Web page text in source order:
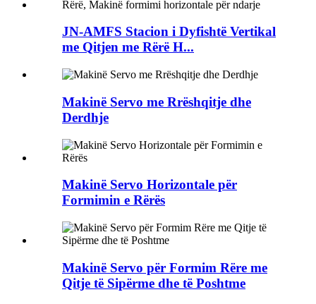
JN-AMFS Stacion i Dyfishtë Vertikal
me Qitjen me Rërë H...
Makinë Servo me Rrëshqitje dhe
Derdhje
Makinë Servo Horizontale për
Formimin e Rërës
Makinë Servo për Formim Rëre me
Qitje të Sipërme dhe të Poshtme